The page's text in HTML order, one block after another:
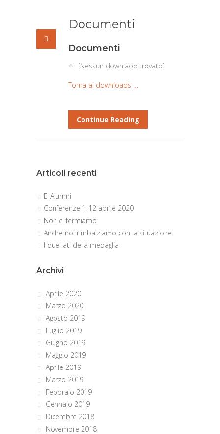
Documenti
Documenti
[Nessun downlaod trovato]
Torna ai downloads …
Continue Reading
Articoli recenti
E-Alumni
Conferenze 1-12 aprile 2020
Non ci fermiamo
Anche noi rimbalziamo con la situazione.
I due lati della medaglia
Archivi
Aprile 2020
Marzo 2020
Agosto 2019
Luglio 2019
Giugno 2019
Maggio 2019
Aprile 2019
Marzo 2019
Febbraio 2019
Gennaio 2019
Dicembre 2018
Novembre 2018